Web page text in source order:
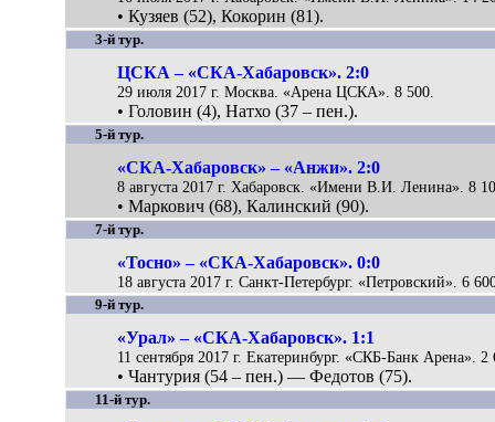
• Кузяев (52), Кокорин (81).
3-й тур.
ЦСКА – «СКА-Хабаровск». 2:0
29 июля 2017 г. Москва. «Арена ЦСКА». 8 500.
• Головин (4), Натхо (37 – пен.).
5-й тур.
«СКА-Хабаровск» – «Анжи». 2:0
8 августа 2017 г. Хабаровск. «Имени В.И. Ленина». 8
• Маркович (68), Калинский (90).
7-й тур.
«Тосно» – «СКА-Хабаровск». 0:0
18 августа 2017 г. Санкт-Петербург. «Петровский». 6
9-й тур.
«Урал» – «СКА-Хабаровск». 1:1
11 сентября 2017 г. Екатеринбург. «СКБ-Банк Арена». 2
• Чантурия (54 – пен.) — Федотов (75).
11-й тур.